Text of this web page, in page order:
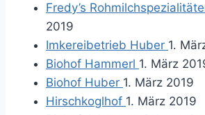
Fredy’s
2019
Imkereibetrieb Huber 1.
Biohof Hammerl 1. März
Biohof Huber 1. März 2019
Hirschkoglhof 1. März 2019